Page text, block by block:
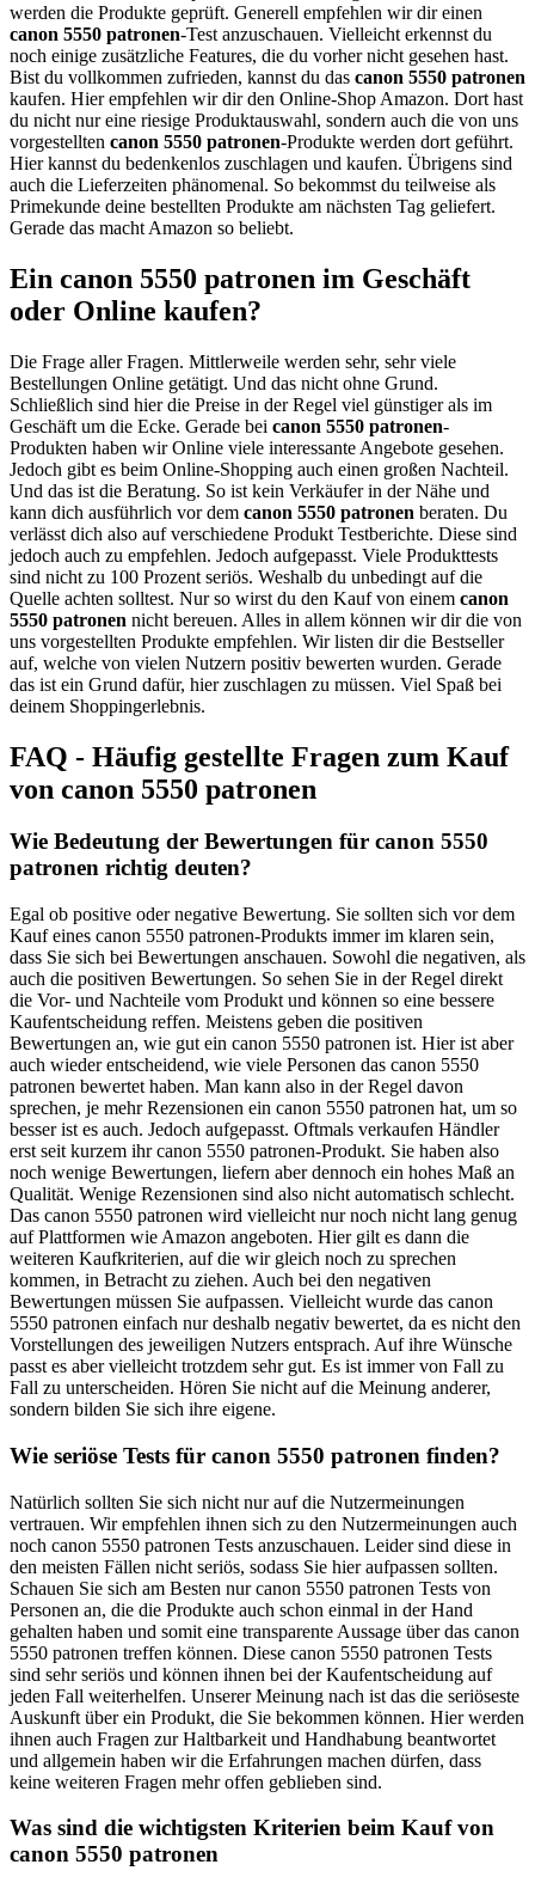
werden die Produkte geprüft. Generell empfehlen wir dir einen
canon 5550 patronen-Test anzuschauen. Vielleicht erkennst du
noch einige zusätzliche Features, die du vorher nicht gesehen hast.
Bist du vollkommen zufrieden, kannst du das canon 5550 patronen
kaufen. Hier empfehlen wir dir den Online-Shop Amazon. Dort hast
du nicht nur eine riesige Produktauswahl, sondern auch die von uns
vorgestellten canon 5550 patronen-Produkte werden dort geführt.
Hier kannst du bedenkenlos zuschlagen und kaufen. Übrigens sind
auch die Lieferzeiten phänomenal. So bekommst du teilweise als
Primekunde deine bestellten Produkte am nächsten Tag geliefert.
Gerade das macht Amazon so beliebt.
Ein canon 5550 patronen im Geschäft
oder Online kaufen?
Die Frage aller Fragen. Mittlerweile werden sehr, sehr viele
Bestellungen Online getätigt. Und das nicht ohne Grund.
Schließlich sind hier die Preise in der Regel viel günstiger als im
Geschäft um die Ecke. Gerade bei canon 5550 patronen-
Produkten haben wir Online viele interessante Angebote gesehen.
Jedoch gibt es beim Online-Shopping auch einen großen Nachteil.
Und das ist die Beratung. So ist kein Verkäufer in der Nähe und
kann dich ausführlich vor dem canon 5550 patronen beraten. Du
verlässt dich also auf verschiedene Produkt Testberichte. Diese sind
jedoch auch zu empfehlen. Jedoch aufgepasst. Viele Produkttests
sind nicht zu 100 Prozent seriös. Weshalb du unbedingt auf die
Quelle achten solltest. Nur so wirst du den Kauf von einem canon
5550 patronen nicht bereuen. Alles in allem können wir dir die von
uns vorgestellten Produkte empfehlen. Wir listen dir die Bestseller
auf, welche von vielen Nutzern positiv bewerten wurden. Gerade
das ist ein Grund dafür, hier zuschlagen zu müssen. Viel Spaß bei
deinem Shoppingerlebnis.
FAQ - Häufig gestellte Fragen zum Kauf
von canon 5550 patronen
Wie Bedeutung der Bewertungen für canon 5550
patronen richtig deuten?
Egal ob positive oder negative Bewertung. Sie sollten sich vor dem
Kauf eines canon 5550 patronen-Produkts immer im klaren sein,
dass Sie sich bei Bewertungen anschauen. Sowohl die negativen, als
auch die positiven Bewertungen. So sehen Sie in der Regel direkt
die Vor- und Nachteile vom Produkt und können so eine bessere
Kaufentscheidung reffen. Meistens geben die positiven
Bewertungen an, wie gut ein canon 5550 patronen ist. Hier ist aber
auch wieder entscheidend, wie viele Personen das canon 5550
patronen bewertet haben. Man kann also in der Regel davon
sprechen, je mehr Rezensionen ein canon 5550 patronen hat, um so
besser ist es auch. Jedoch aufgepasst. Oftmals verkaufen Händler
erst seit kurzem ihr canon 5550 patronen-Produkt. Sie haben also
noch wenige Bewertungen, liefern aber dennoch ein hohes Maß an
Qualität. Wenige Rezensionen sind also nicht automatisch schlecht.
Das canon 5550 patronen wird vielleicht nur noch nicht lang genug
auf Plattformen wie Amazon angeboten. Hier gilt es dann die
weiteren Kaufkriterien, auf die wir gleich noch zu sprechen
kommen, in Betracht zu ziehen. Auch bei den negativen
Bewertungen müssen Sie aufpassen. Vielleicht wurde das canon
5550 patronen einfach nur deshalb negativ bewertet, da es nicht den
Vorstellungen des jeweiligen Nutzers entsprach. Auf ihre Wünsche
passt es aber vielleicht trotzdem sehr gut. Es ist immer von Fall zu
Fall zu unterscheiden. Hören Sie nicht auf die Meinung anderer,
sondern bilden Sie sich ihre eigene.
Wie seriöse Tests für canon 5550 patronen finden?
Natürlich sollten Sie sich nicht nur auf die Nutzermeinungen
vertrauen. Wir empfehlen ihnen sich zu den Nutzermeinungen auch
noch canon 5550 patronen Tests anzuschauen. Leider sind diese in
den meisten Fällen nicht seriös, sodass Sie hier aufpassen sollten.
Schauen Sie sich am Besten nur canon 5550 patronen Tests von
Personen an, die die Produkte auch schon einmal in der Hand
gehalten haben und somit eine transparente Aussage über das canon
5550 patronen treffen können. Diese canon 5550 patronen Tests
sind sehr seriös und können ihnen bei der Kaufentscheidung auf
jeden Fall weiterhelfen. Unserer Meinung nach ist das die seriöseste
Auskunft über ein Produkt, die Sie bekommen können. Hier werden
ihnen auch Fragen zur Haltbarkeit und Handhabung beantwortet
und allgemein haben wir die Erfahrungen machen dürfen, dass
keine weiteren Fragen mehr offen geblieben sind.
Was sind die wichtigsten Kriterien beim Kauf von
canon 5550 patronen